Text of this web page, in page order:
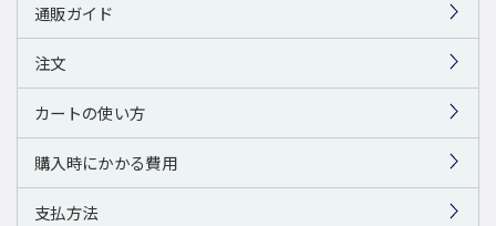
通販ガイド
注文
カートの使い方
購入時にかかる費用
支払方法